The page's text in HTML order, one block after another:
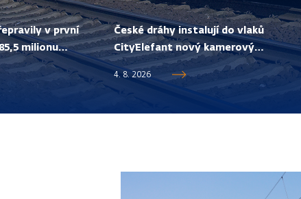
v první
milionu
nejvíc od roku
České dráhy instalují do vlaků
CityElefant nový kamerový
systém. Zvýší bezpečnost
cestujících a pomůže v boji proti
4. 8. 2026